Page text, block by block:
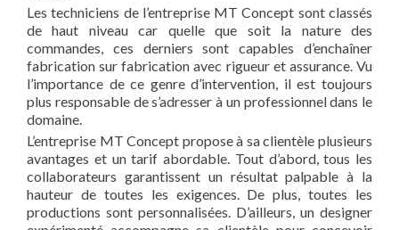
Les techniciens de l’entreprise MT Concept sont classés
de haut niveau car quelle que soit la nature des
commandes, ces derniers sont capables d’enchaîner
fabrication sur fabrication avec rigueur et assurance. Vu
l’importance de ce genre d’intervention, il est toujours
plus responsable de s’adresser à un professionnel dans le
domaine.
L’entreprise MT Concept propose à sa clientèle plusieurs
avantages et un tarif abordable. Tout d’abord, tous les
collaborateurs garantissent un résultat palpable à la
hauteur de toutes les exigences. De plus, toutes les
productions sont personnalisées. D’ailleurs, un designer